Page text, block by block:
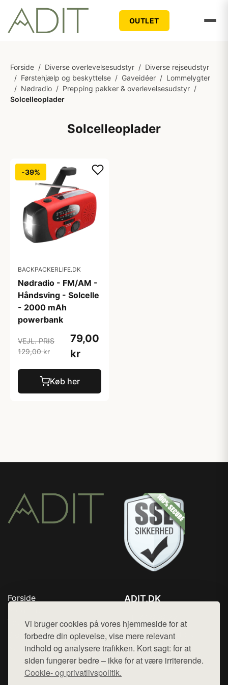
Vi bruger cookies på vores hjemmeside for at
forbedre din oplevelse, vise mere relevant
indhold og analysere trafikken. Kort sagt: for at
siden fungerer bedre – ikke for at være irriterende.
Cookie- og privatlivspolitik.
OUTLET
Forside / Diverse overlevelsesudstyr / Diverse rejseudstyr
/ Førstehjælp og beskyttelse / Gaveidéer / Lommelygter
/ Nødradio / Prepping pakker & overlevelsesudstyr /
Solcelleoplader
Solcelleoplader
-39%
BACKPACKERLIFE.DK
Nødradio - FM/AM -
Håndsving - Solcelle
- 2000 mAh
powerbank
VEJL. PRIS
129,00 kr
79,00
kr
Køb her
Forside
Top Rabatter
Blog
Kontakt
ADIT.DK
Mail: hej@want.dk
Cookie- og privatlivspolitik